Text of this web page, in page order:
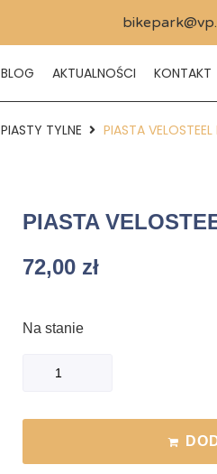
BLOG AKTUALNOŚCI KONTAKT
PIASTY TYLNE PIASTA
PIASTA
72,00 zł
Na stanie